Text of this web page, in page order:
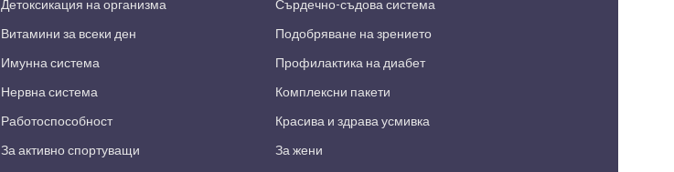
Детоксикация на организма
Витамини за всеки ден
Имунна система
Нервна система
Работоспособност
За активно спортуващи
Сърдечно-съдова система
Подобряване на зрението
Профилактика на диабет
Комплексни пакети
Красива и здрава усмивка
За жени